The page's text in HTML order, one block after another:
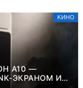
КИНО
A10 —
ЭКРАНОМ И